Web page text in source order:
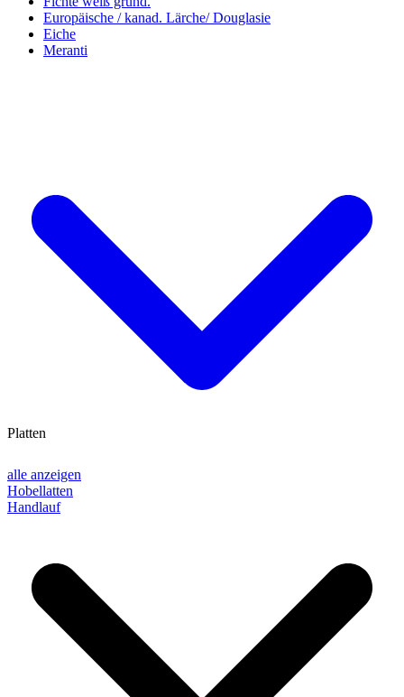
Europäische / kanad. Lärche/ Douglasie
Eiche
Meranti
alle anzeigen
Hobellatten
Handlauf
Platten